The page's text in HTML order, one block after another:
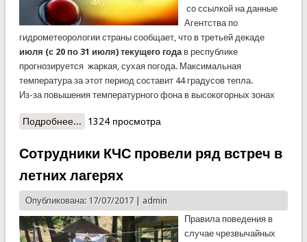
со ссылкой на данные
Агентства по
гидрометеорологии страны сообщает, что в третьей декаде
июля (с 20 по 31 июля) текущего года в республике
прогнозируется жаркая, сухая погода. Максимальная
температура за этот период составит 44 градусов тепла.
Из-за повышения температурного фона в высокогорных зонах
Подробнее... о КЧС: будьте бдительны!
1324 просмотра
Сотрудники КЧС провели ряд встреч в
летних лагерях
Опубликована: 17/07/2017 | admin
Правила поведения в
случае чрезвычайных